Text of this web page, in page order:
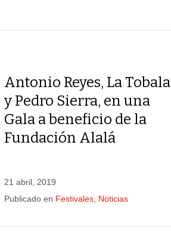
Antonio Reyes, La Tobala
y Pedro Sierra, en una
Gala a beneficio de la
Fundación Alalá
21 abril, 2019
Publicado en Festivales Noticias